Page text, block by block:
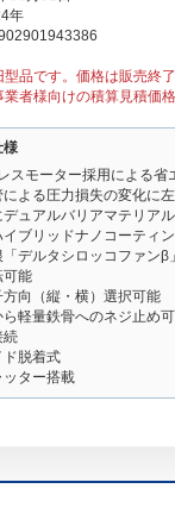
年
品です。価格は販売終
者様向けの積算見積価
様
スモーター採用による省
による圧力損失の変化に
デュアルバリアマテリア
イブリッドナノコーティ
「デルタシロッコファンβ
可能
方向（縦・横）選択可能
ら軽量鉄骨へのネジ止め
続
ド脱着式
ッター搭載